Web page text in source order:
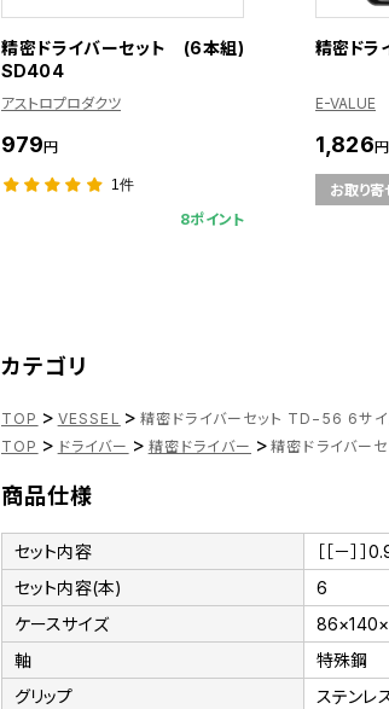
精密ドライバーセット (6本組)
SD404
アストロプロダクツ
979円
1件
8ポイント
精密ドラ
E-VALUE
1,826円
お取り寄
カテゴリ
TOP > VESSEL > 精密ドライバーセット TD−56 6サ
TOP > ドライバー > 精密ドライバー > 精密ドライバー
商品仕様
セット内容
［［－］］
セット内容(本)
6
ケースサイズ
軸
特殊鋼
グリップ
ステンレ